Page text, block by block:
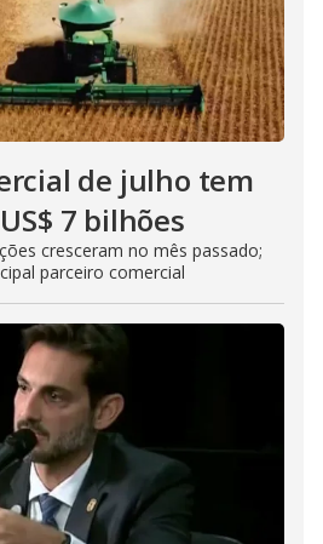
de julho tem
7 bilhões
cresceram no mês passado;
parceiro comercial